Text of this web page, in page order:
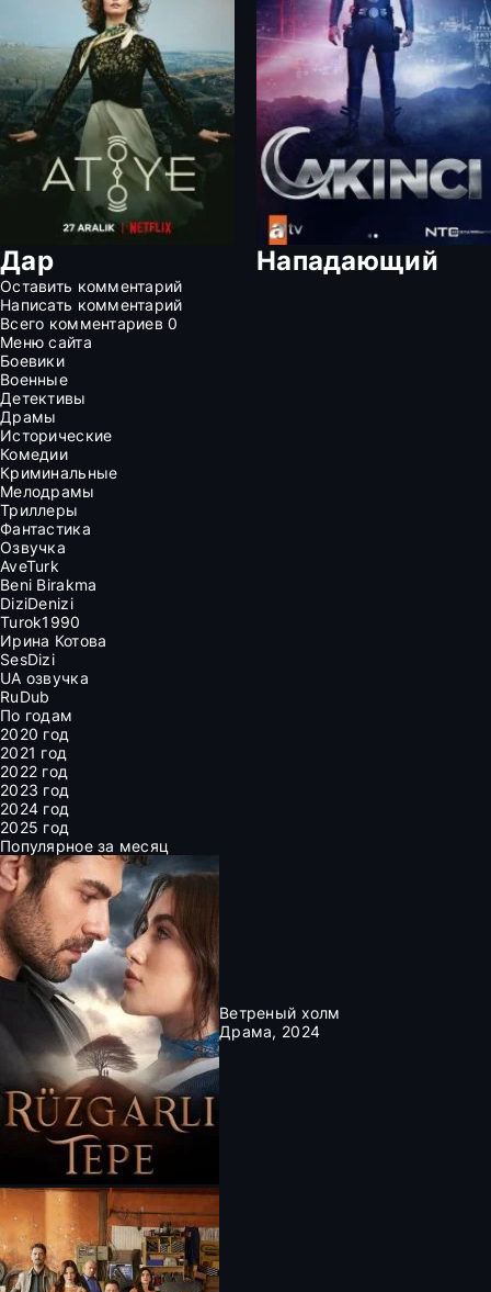
Дар Нападающий
Оставить комментарий
Написать комментарий
Всего комментариев0
Меню сайта
Боевики
Военные
Детективы
Драмы
Исторические
Комедии
Криминальные
Мелодрамы
Триллеры
Фантастика
Озвучка
AveTurk
Beni Birakma
DiziDenizi
Turok1990
Ирина Котова
SesDizi
UA озвучка
RuDub
По годам
2020 год
2021 год
2022 год
2023 год
2024 год
2025 год
Популярное за месяц
Ветреный холм
Драма, 2024